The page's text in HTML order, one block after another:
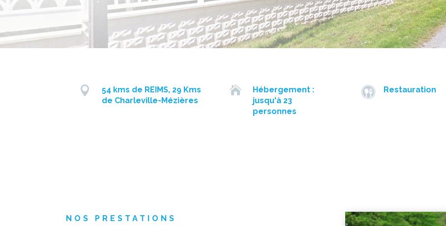

54 kms de REIMS, 29 Kms
de Charleville-Mézières

Hébergement :
jusqu'à 23
personnes
Restauration
NOS PRESTATIONS